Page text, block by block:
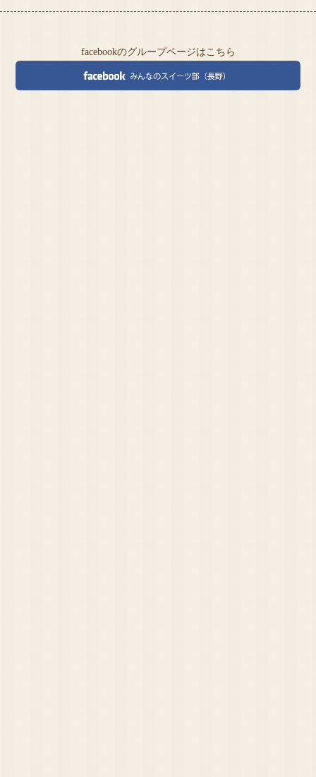
facebookのグループページはこちら